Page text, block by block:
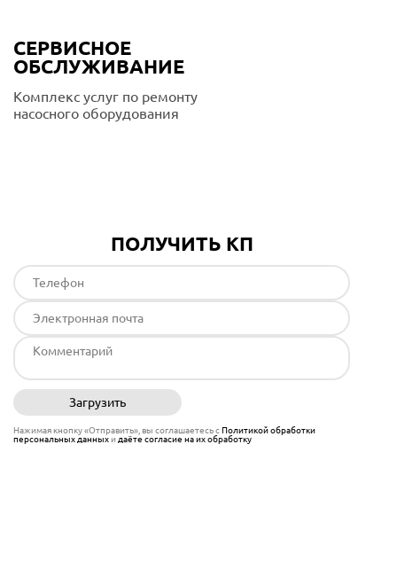
СЕРВИСНОЕ
ОБСЛУЖИВАНИЕ
Комплекс услуг по ремонту
насосного оборудования
ПОЛУЧИТЬ КП
Загрузить
Нажимая кнопку «Отправить», вы соглашаетесь сПолитикой обработки
персональных данныхи даёте согласие на их обработку